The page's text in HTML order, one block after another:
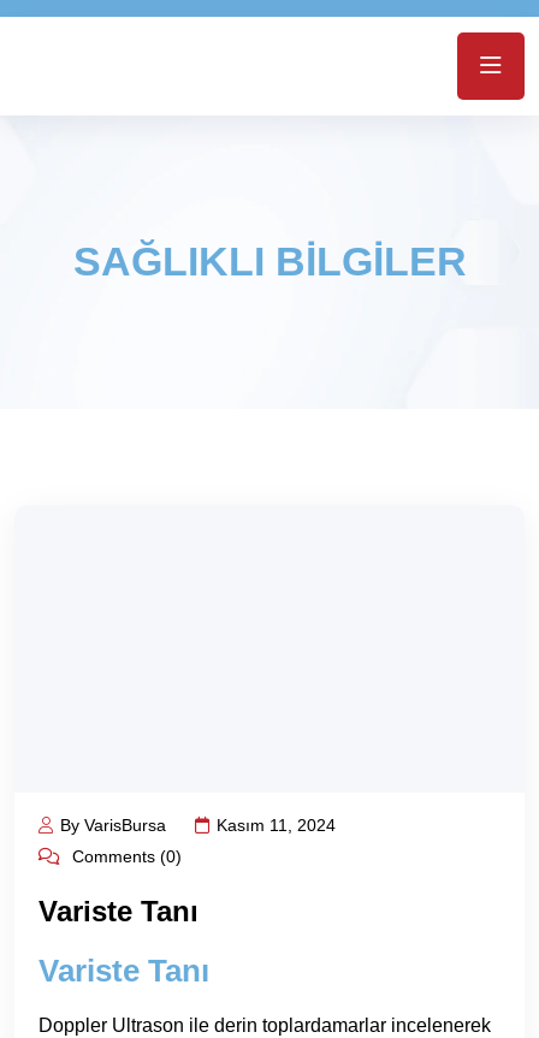
SAĞLIKLI BİLGİLER
By VarisBursa
Kasım 11, 2024
Comments (0)
Variste Tanı
Variste Tanı
Doppler Ultrason ile derin toplardamarlar incelenerek